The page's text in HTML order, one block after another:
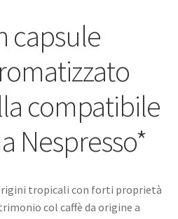
capsule
compatibile
Nespresso*
tropicali con forti proprietà
col caffè da origine a